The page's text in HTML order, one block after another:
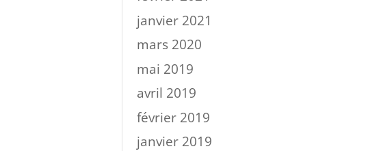
janvier 2021
mars 2020
mai 2019
avril 2019
février 2019
janvier 2019